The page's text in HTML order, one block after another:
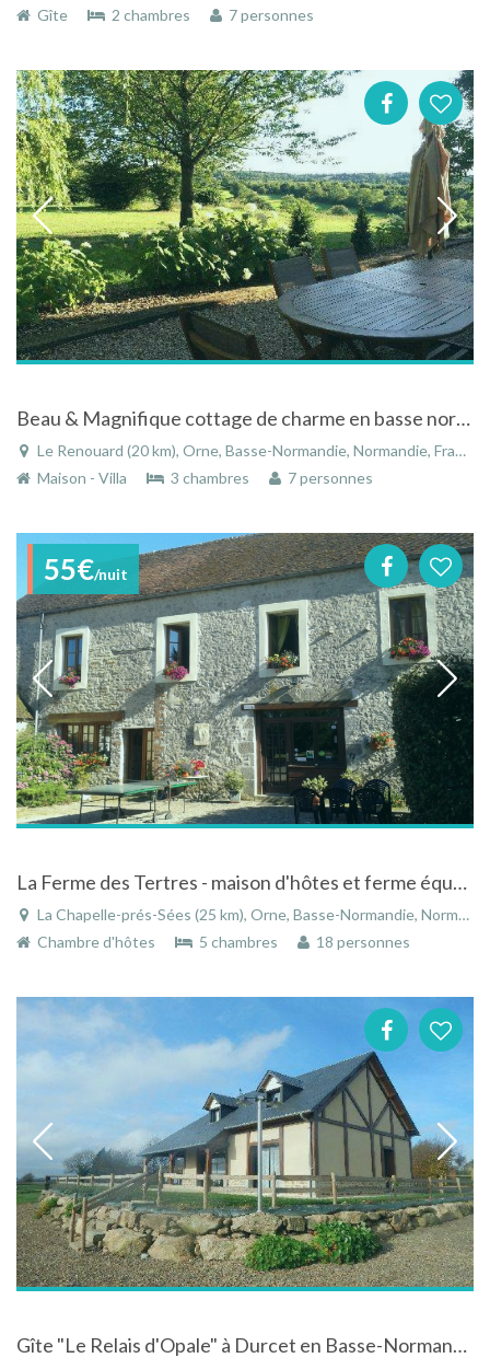
Gîte
2 chambres 7 personnes
Beau & Magnifique cottage de charme en basse normandie
Le Renouard (20 km), Orne, Basse-Normandie, Normandie, France
Maison - Villa
3 chambres 7 personnes
55€/nuit
La Ferme des Tertres - maison d'hôtes et ferme équestre en Normandie
La Chapelle-prés-Sées (25 km), Orne, Basse-Normandie, Normandie, France
Chambre d'hôtes
5 chambres 18 personnes
Gîte "Le Relais d'Opale" à Durcet en Basse-Normandie proche de nombreux chemins de randonnées